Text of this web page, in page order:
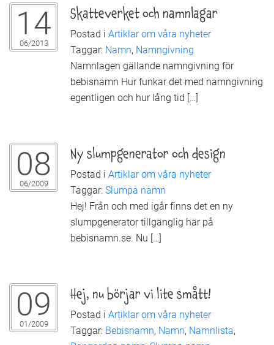
14
06/2013
Skatteverket och namnlagar
Postad i Artiklar om våra nyheter
Taggar: Namn, Namngivning
Namnlagen gällande namngivning för
bebisnamn Hur funkar det med namngivning
egentligen och hur lång tid […]
08
06/2009
Ny slumpgenerator och design
Postad i Artiklar om våra nyheter
Taggar:Slumpa namn
Hej! Från och med igår finns det en ny
slumpgenerator tillgänglig här på
bebisnamn.se. Nu […]
09
01/2009
Hej, nu börjar vi lite smått!
Postad i Artiklar om våra nyheter
Taggar: Bebisnamn, Namn, Namnlista,